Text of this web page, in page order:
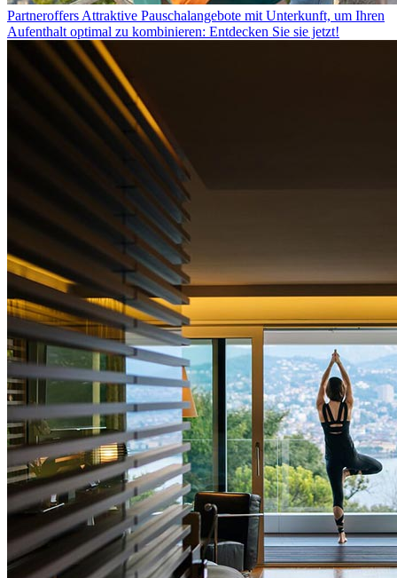
Partneroffers Attraktive Pauschalangebote mit Unterkunft, um Ihren
Aufenthalt optimal zu kombinieren: Entdecken Sie sie jetzt!